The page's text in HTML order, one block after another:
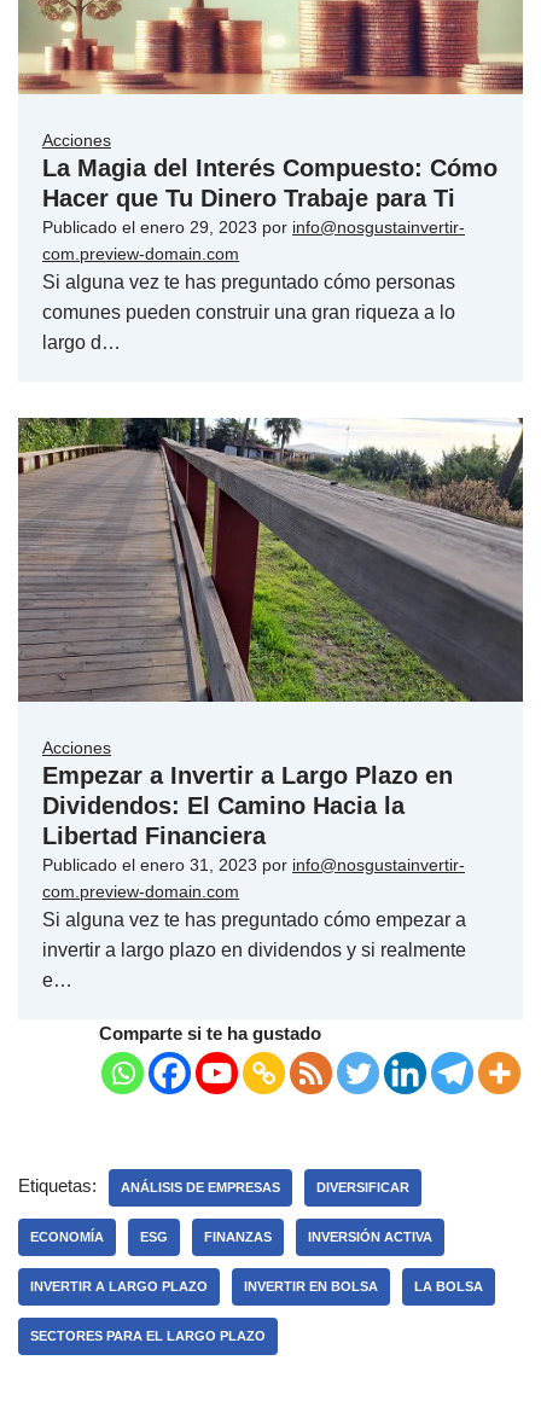
Acciones
La Magia del Interés Compuesto: Cómo
Hacer que Tu Dinero Trabaje para Ti
Publicado el enero 29, 2023 por info@nosgustainvertir-
com.preview-domain.com
Si alguna vez te has preguntado cómo personas
comunes pueden construir una gran riqueza a lo
largo d…
Acciones
Empezar a Invertir a Largo Plazo en
Dividendos: El Camino Hacia la
Libertad Financiera
Publicado el enero 31, 2023 por info@nosgustainvertir-
com.preview-domain.com
Si alguna vez te has preguntado cómo empezar a
invertir a largo plazo en dividendos y si realmente
e…
Comparte si te ha gustado
Etiquetas: ANÁLISIS DE EMPRESAS DIVERSIFICAR
ECONOMÍA ESG FINANZAS INVERSIÓN ACTIVA
INVERTIR A LARGO PLAZO INVERTIR EN BOLSA LA BOLSA
SECTORES PARA EL LARGO PLAZO